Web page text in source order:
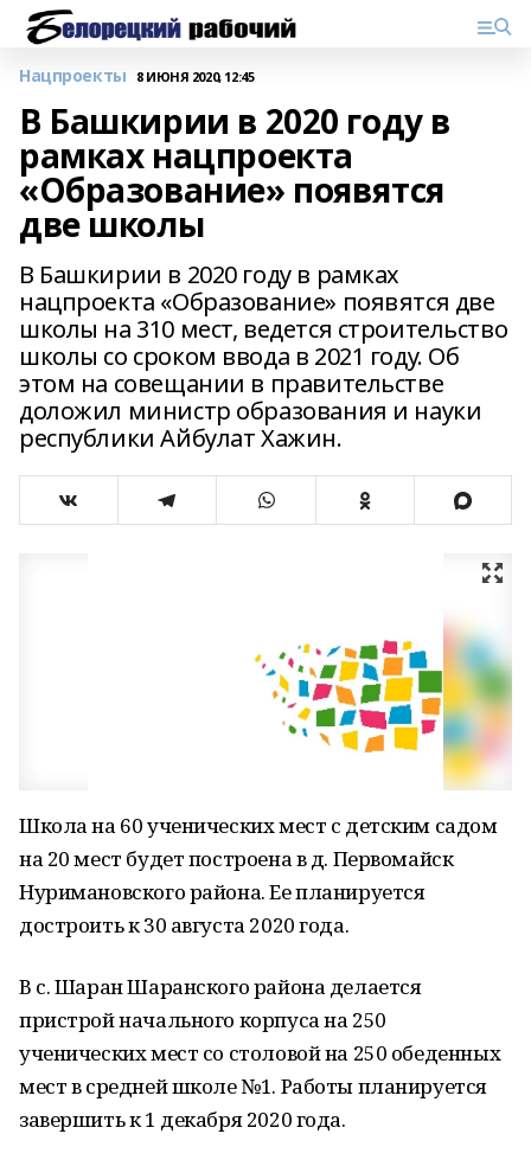
Нацпроекты 8 ИЮНЯ 2020, 12:45
В Башкирии в 2020 году в
рамках нацпроекта
«Образование» появятся
две школы
В Башкирии в 2020 году в рамках
нацпроекта «Образование» появятся две
школы на 310 мест, ведется строительство
школы со сроком ввода в 2021 году. Об
этом на совещании в правительстве
доложил министр образования и науки
республики Айбулат Хажин.
Школа на 60 ученических мест с детским садом
на 20 мест будет построена в д. Первомайск
Нуримановского района. Ее планируется
достроить к 30 августа 2020 года.
В с. Шаран Шаранского района делается
пристрой начального корпуса на 250
ученических мест со столовой на 250 обеденных
мест в средней школе №1. Работы планируется
завершить к 1 декабря 2020 года.